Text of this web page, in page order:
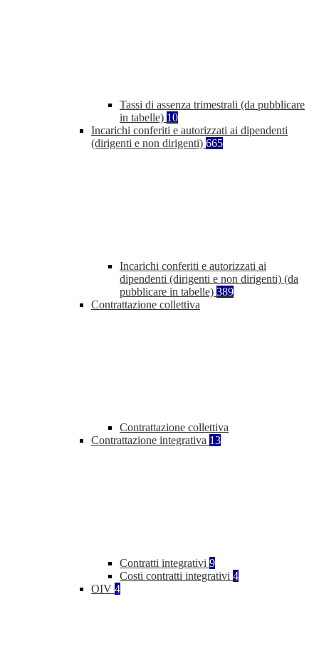
Tassi di assenza trimestrali (da pubblicare
in tabelle) 10
Incarichi conferiti e autorizzati ai dipendenti
(dirigenti e non dirigenti) 665
Incarichi conferiti e autorizzati ai
dipendenti (dirigenti e non dirigenti) (da
pubblicare in tabelle) 389
Contrattazione collettiva
Contrattazione collettiva
Contrattazione integrativa 13
Contratti integrativi 9
Costi contratti integrativi 4
OIV 4